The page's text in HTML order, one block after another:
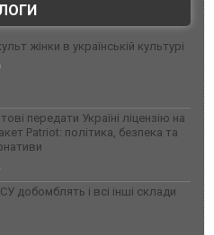
жінки в українській культурі
передати Україні ліцензію на
Patriot: політика, безпека та
добомблять і всі інші склади